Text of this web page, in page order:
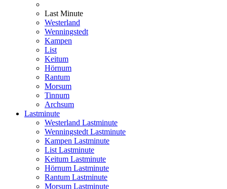
Last Minute
Westerland
Wenningstedt
Kampen
List
Keitum
Hörnum
Rantum
Morsum
Tinnum
Archsum
Lastminute
Westerland Lastminute
Wenningstedt Lastminute
Kampen Lastminute
List Lastminute
Keitum Lastminute
Hörnum Lastminute
Rantum Lastminute
Morsum Lastminute